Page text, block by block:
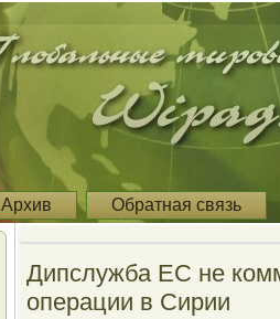
Архив Обратная связь
Дипслужба ЕС не
операции в Сирии